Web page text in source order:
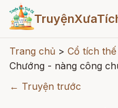
Trang chủ > Cổ tích thế
Chướng - nàng công
← Truyện trước